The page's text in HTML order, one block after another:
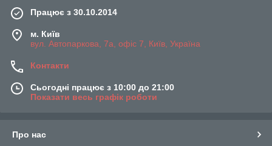
Працює з 30.10.2014
м. Київ
вул. Автопаркова, 7а, офіс 7, Київ, Україна
Контакти
Сьогодні працює з 10:00 до 21:00
Показати весь графік роботи
Про нас